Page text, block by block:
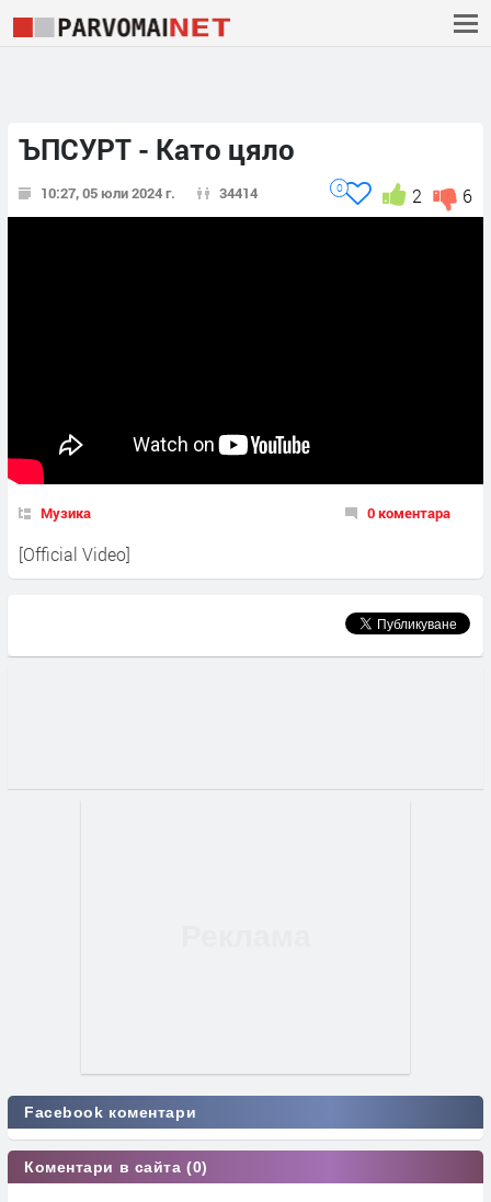
ЪПСУРТ - Като цяло
10:27, 05 юли 2024 г. 34414 6
2
0
Музика 0 коментара
[Official Video]
Facebook коментари
Коментари в сайта (0)